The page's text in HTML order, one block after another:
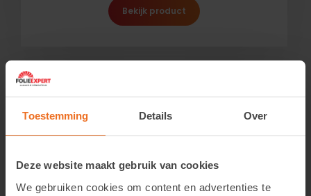
Toestemming Details Over
Deze website maakt gebruik van cookies
We gebruiken cookies om content en advertenties te
Bekijk product